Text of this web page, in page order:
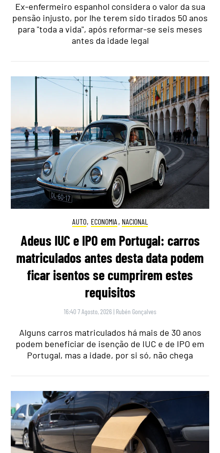
Ex-enfermeiro espanhol considera o valor da sua
pensão injusto, por lhe terem sido tirados 50 anos
para "toda a vida", após reformar-se seis meses
antes da idade legal
AUTO, ECONOMIA , NACIONAL
Adeus IUC e IPO em Portugal: carros
matriculados antes desta data podem
ficar isentos se cumprirem estes
requisitos
16:40 7 Agosto, 2026 | Rubén Gonçalves
Alguns carros matriculados há mais de 30 anos
podem beneficiar de isenção de IUC e de IPO em
Portugal, mas a idade, por si só, não chega